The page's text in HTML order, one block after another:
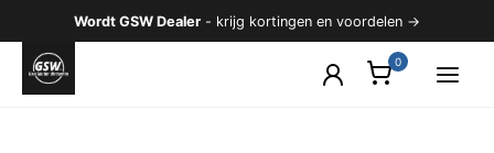
naar
inhoud
Wordt GSW Dealer - krijg kortingen en voordelen →